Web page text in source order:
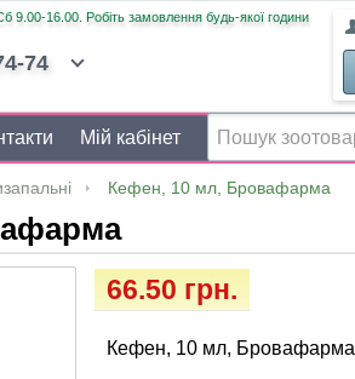
16.00. Робіть замовлення будь-якої години
74
Мій кабінет
Кефен, 10 мл, Бровафарма
66.50 грн.
Кефен, 10 мл, Бровафарма